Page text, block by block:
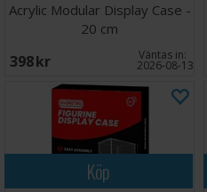
Acrylic Modular Display Case -
20 cm
398 SEK Väntas in:
2026-08-13
Köp